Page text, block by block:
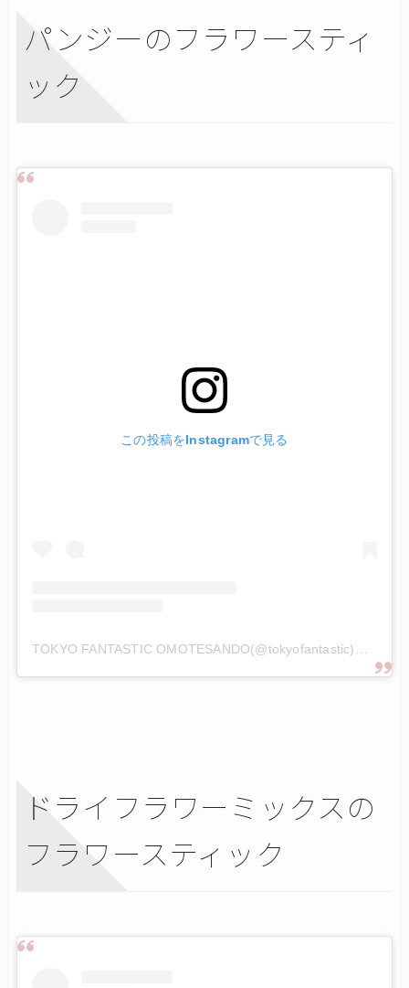
パンジーのフラワースティ
ック
この投稿をInstagramで見る
ドライフラワーミックスの
フラワースティック